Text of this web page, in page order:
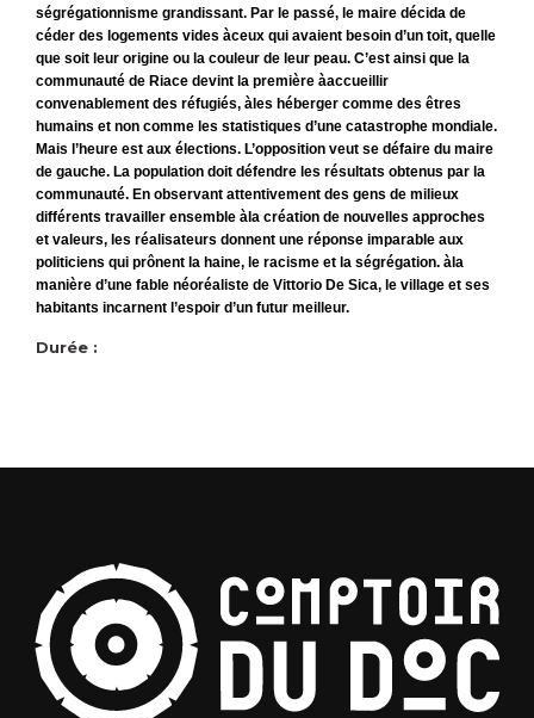
ségrégationnisme grandissant. Par le passé, le maire décida de
céder des logements vides àceux qui avaient besoin d’un toit, quelle
que soit leur origine ou la couleur de leur peau. C’est ainsi que la
communauté de Riace devint la première àaccueillir
convenablement des réfugiés, àles héberger comme des êtres
humains et non comme les statistiques d’une catastrophe mondiale.
Mais l’heure est aux élections. L’opposition veut se défaire du maire
de gauche. La population doit défendre les résultats obtenus par la
communauté. En observant attentivement des gens de milieux
différents travailler ensemble àla création de nouvelles approches
et valeurs, les réalisateurs donnent une réponse imparable aux
politiciens qui prônent la haine, le racisme et la ségrégation. àla
manière d’une fable néoréaliste de Vittorio De Sica, le village et ses
habitants incarnent l’espoir d’un futur meilleur.
Durée :